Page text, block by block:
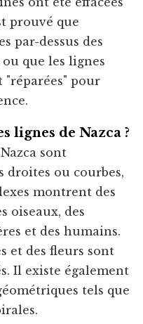
prouvé que
par-dessus des
que les lignes
pour
lignes de Nazca ?
sont
droites ou courbes,
montrent des
oiseaux, des
et des humains.
et des fleurs sont
Il existe également
tels que